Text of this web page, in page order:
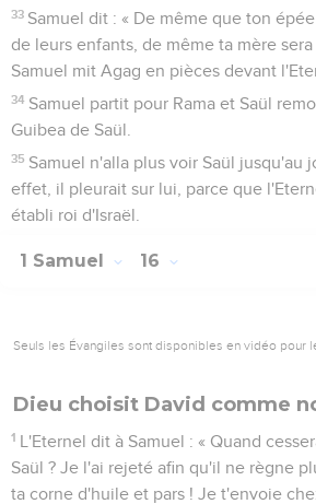
33 Samuel dit : « De même que ton
de leurs enfants, de même ta mère
Samuel mit Agag en pièces devant
34 Samuel partit pour Rama et Saül
Guibea de Saül.
35 Samuel n'alla plus voir Saül jusqu'au
effet, il pleurait sur lui, parce que
établi roi d'Israël.
1 Samuel 16
Seuls les Évangiles sont disponibles en vidéo pour
Dieu choisit David comme
1 L'Eternel dit à Samuel : « Quand
Saül ? Je l'ai rejeté afin qu'il ne règne
ta corne d'huile et pars ! Je t'envoie